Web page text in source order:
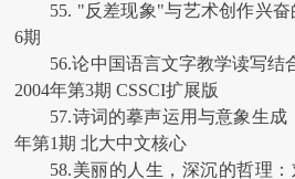
55. "反差现象"与艺术创作兴
6期
56.论中国语言文字教学读写
2004年第3期 CSSCI扩展版
57.诗词的摹声运用与意象生
年第1期 北大中文核心
58.美丽的人生，深沉的哲理